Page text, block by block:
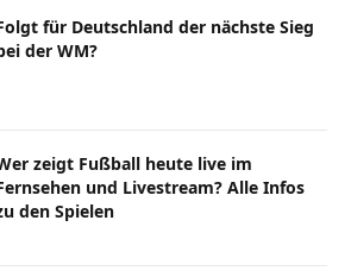
für Deutschland der nächste Sieg
der WM?
zeigt Fußball heute live im
und Livestream? Alle Infos
den Spielen